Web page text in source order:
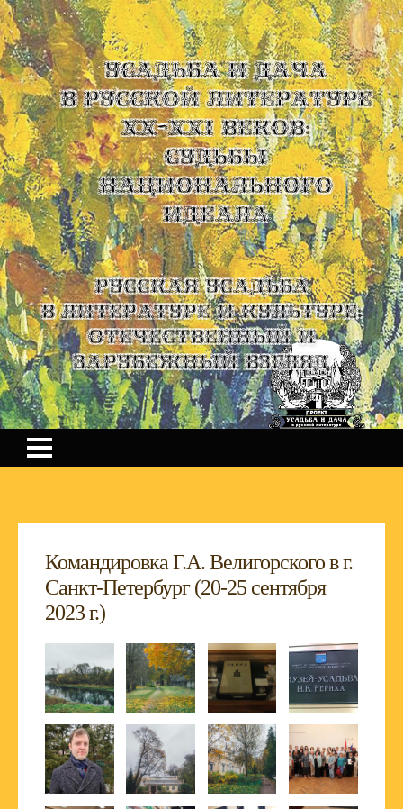
УСАДЬБА И ДАЧА
В РУССКОЙ ЛИТЕРАТУРЕ
XX-XXI ВЕКОВ:
СУДЬБЫ
НАЦИОНАЛЬНОГО
ИДЕАЛА
Русская усадьба
в литературе и культуре:
отечественный и
зарубежный взгляд
Командировка Г.А. Велигорского в г.
Санкт-Петербург (20-25 сентября
2023 г.)